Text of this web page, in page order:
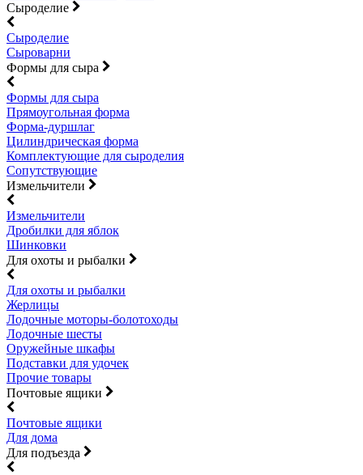
Сыроделие
Сыроделие
Сыроварни
Формы для сыра
Формы для сыра
Прямоугольная форма
Форма-дуршлаг
Цилиндрическая форма
Комплектующие для сыроделия
Сопутствующие
Измельчители
Измельчители
Дробилки для яблок
Шинковки
Для охоты и рыбалки
Для охоты и рыбалки
Жерлицы
Лодочные моторы-болотоходы
Лодочные шесты
Оружейные шкафы
Подставки для удочек
Прочие товары
Почтовые ящики
Почтовые ящики
Для дома
Для подъезда